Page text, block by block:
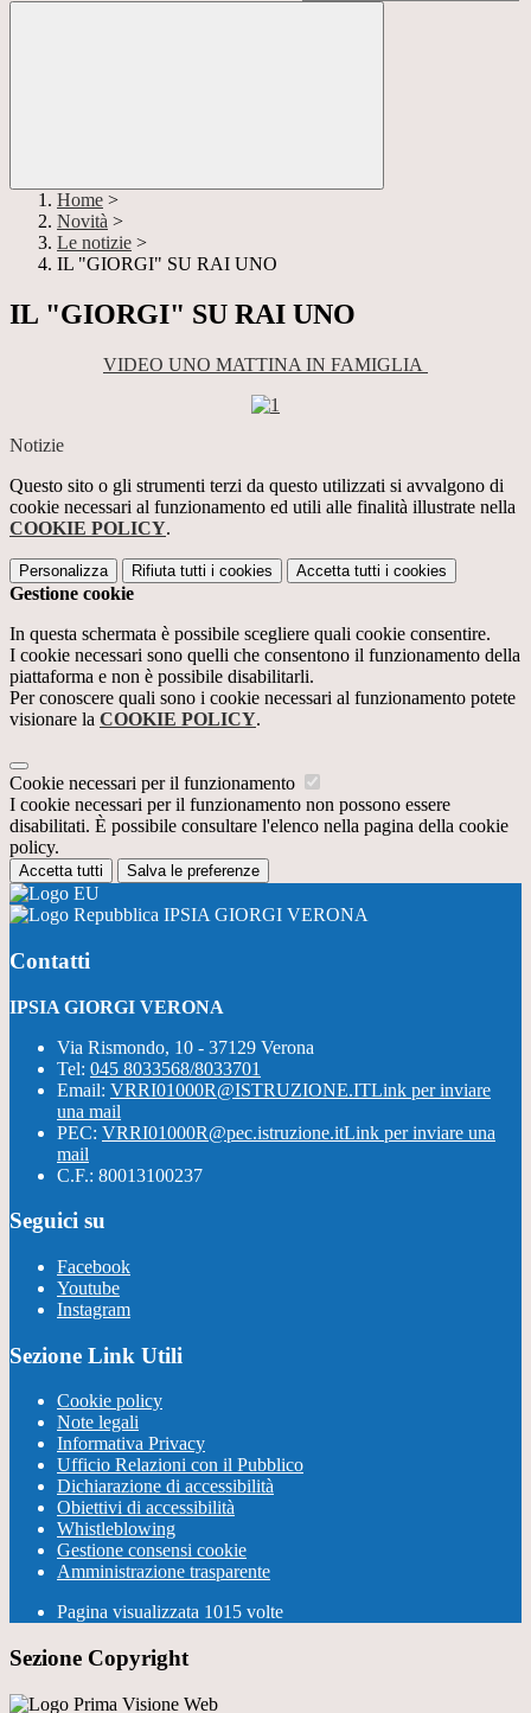
Home >
Novità >
Le notizie >
IL "GIORGI" SU RAI UNO
IL "GIORGI" SU RAI UNO
VIDEO UNO MATTINA IN FAMIGLIA
Notizie
Questo sito o gli strumenti terzi da questo utilizzati si avvalgono di
cookie necessari al funzionamento ed utili alle finalità illustrate nella
COOKIE POLICY.
Personalizza Rifiuta tutti i cookies Accetta tutti i cookies
Gestione cookie
In questa schermata è possibile scegliere quali cookie consentire.
I cookie necessari sono quelli che consentono il funzionamento della
piattaforma e non è possibile disabilitarli.
Per conoscere quali sono i cookie necessari al funzionamento potete
visionare la COOKIE POLICY.
Cookie necessari per il funzionamento
I cookie necessari per il funzionamento non possono essere
disabilitati. È possibile consultare l'elenco nella pagina della cookie
policy.
Accetta tutti Salva le preferenze
IPSIA GIORGI VERONA
Contatti
IPSIA GIORGI VERONA
Via Rismondo, 10 - 37129 Verona
Tel: 045 8033568/8033701
Email: VRRI01000R@ISTRUZIONE.ITLink per inviare
una mail
PEC: VRRI01000R@pec.istruzione.itLink per inviare una
mail
C.F.: 80013100237
Seguici su
Facebook
Youtube
Instagram
Sezione Link Utili
Cookie policy
Note legali
Informativa Privacy
Ufficio Relazioni con il Pubblico
Dichiarazione di accessibilità
Obiettivi di accessibilità
Whistleblowing
Gestione consensi cookie
Amministrazione trasparente
Pagina visualizzata 1015 volte
Sezione Copyright